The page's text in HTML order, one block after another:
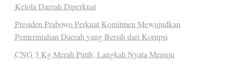
Kelola Daerah Diperkuat
Presiden Prabowo Perkuat Komitmen Mewujudkan
Pemerintahan Daerah yang Bersih dari Korupsi
CNG 3 Kg Merah Putih, Langkah Nyata Menuju